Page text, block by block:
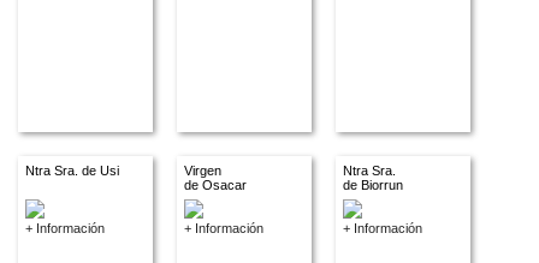
Ntra Sra. de Usi
+ Información
Virgen
de Osacar
+ Información
Ntra Sra.
de Biorrun
+ Información